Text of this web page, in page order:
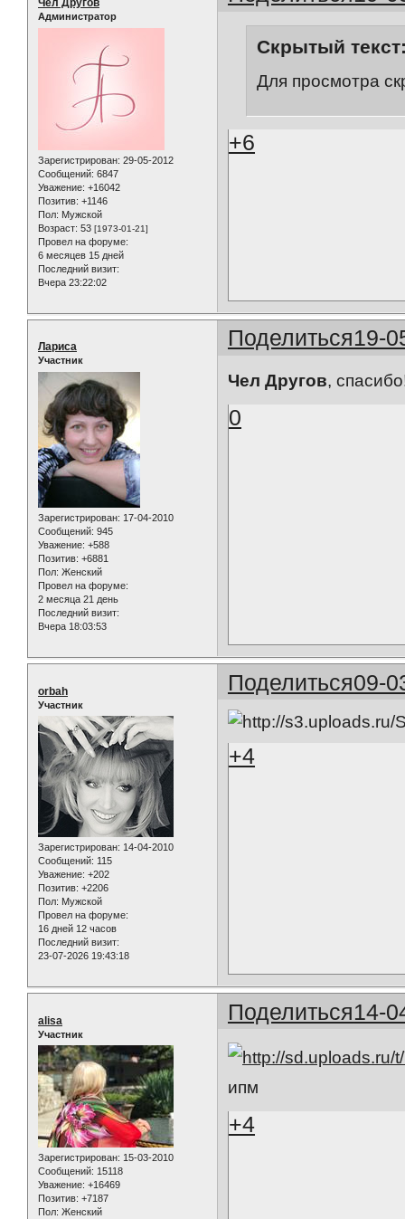
Чел Другов
Администратор
Зарегистрирован: 29-05-2012
Сообщений: 6847
Уважение: +16042
Позитив: +1146
Пол: Мужской
Возраст: 53 [1973-01-21]
Провел на форуме:
6 месяцев 15 дней
Последний визит:
Вчера 23:22:02
Скрытый
Для просмотра
+6
Поделиться19-
Лариса
Участник
Зарегистрирован: 17-04-2010
Сообщений: 945
Уважение: +588
Позитив: +6881
Пол: Женский
Провел на форуме:
2 месяца 21 день
Последний визит:
Вчера 18:03:53
Чел Другов,
0
Поделиться09-
orbah
Участник
Зарегистрирован: 14-04-2010
Сообщений: 115
Уважение: +202
Позитив: +2206
Пол: Мужской
Провел на форуме:
16 дней 12 часов
Последний визит:
23-07-2026 19:43:18
+4
Поделиться14-
alisa
Участник
Зарегистрирован: 15-03-2010
Сообщений: 15118
Уважение: +16469
Позитив: +7187
Пол: Женский
ипм
+4